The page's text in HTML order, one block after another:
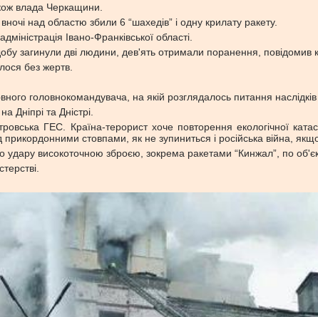
влада Черкащини.
над областю збили 6 “шахедів” і одну крилату ракету.
Івано-Франківської області.
загинули дві людини, дев'ять отримали поранення, повідомив
без жертв.
головнокомандувача, на якій розглядалось питання наслідків
Дніпрі та Дністрі.
ГЕС. Країна-терорист хоче повторення екологічної
стовпами, як не зупиниться і російська війна, якщо
високоточною зброєю, зокрема ракетами “Кинжал”, по